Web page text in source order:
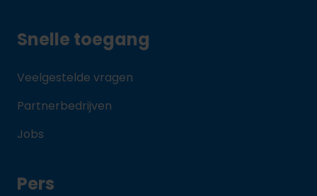
Snelle toegang
Veelgestelde vragen
Partnerbedrijven
Jobs
Pers